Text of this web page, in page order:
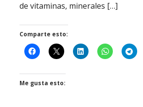
de vitaminas, minerales […]
Comparte esto:
Me gusta esto: